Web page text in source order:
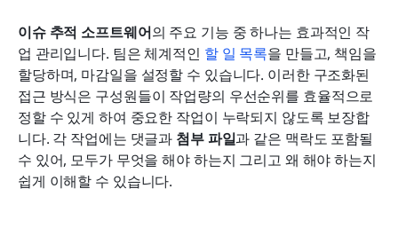
이슈 추적 소프트웨어의 주요 기능 중 하나는 효과적인 작
업 관리입니다. 팀은 체계적인 할 일 목록을 만들고, 책임을
할당하며, 마감일을 설정할 수 있습니다. 이러한 구조화된
접근 방식은 구성원들이 작업량의 우선순위를 효율적으로
정할 수 있게 하여 중요한 작업이 누락되지 않도록 보장합
니다. 각 작업에는 댓글과 첨부 파일과 같은 맥락도 포함될
수 있어, 모두가 무엇을 해야 하는지 그리고 왜 해야 하는지
쉽게 이해할 수 있습니다.